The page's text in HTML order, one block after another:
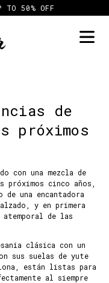
TO 50% OFF
de
próximos
con una mezcla de
cinco años,
una encantadora
y en primera
de las
clásica con un
sus suelas de yute
están listas para
al siempre